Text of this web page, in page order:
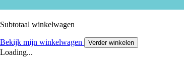
Subtotaal winkelwagen
Bekijk mijn winkelwagen Verder winkelen
Loading...